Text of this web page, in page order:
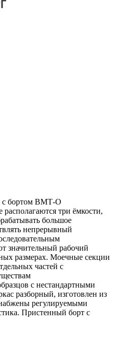
с бортом ВМТ-О
три ёмкости,
большое
непрерывный
значительный рабочий
размерах. Моечные секции
частей с
с нестандартными
разборный, изготовлен из
регулируемыми
Пристенный борт с